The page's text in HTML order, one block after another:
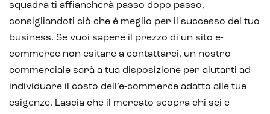
squadra ti affiancherà passo dopo passo,
consigliandoti ciò che è meglio per il successo del tuo
business. Se vuoi sapere il prezzo di un sito e-
commerce non esitare a contattarci, un nostro
commerciale sarà a tua disposizione per aiutarti ad
individuare il costo dell’e-commerce adatto alle tue
esigenze. Lascia che il mercato scopra chi sei e